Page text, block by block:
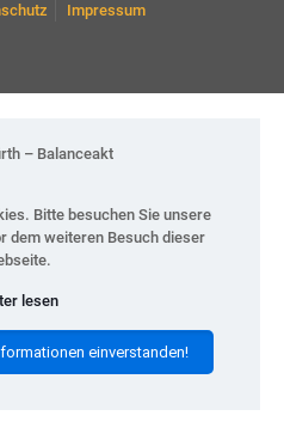
Impressum
Bitte besuchen Sie unsere
dem weiteren Besuch dieser
lesen
einverstanden!